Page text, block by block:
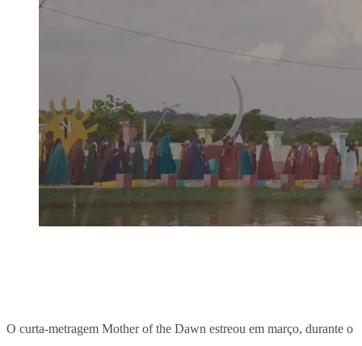
O curta-metragem Mother of the Dawn estreou em março, durante o